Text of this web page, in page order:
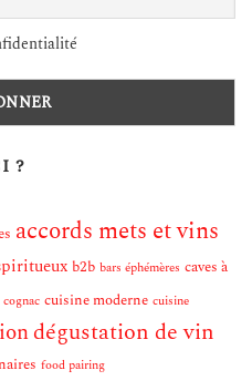
?
accords mets et vins
b2b bars éphémères caves à
cognac cuisine moderne cuisine
dégustation de vin
food pairing